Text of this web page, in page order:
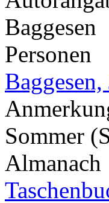
Baggesen
Personen
Sommer
Almanach